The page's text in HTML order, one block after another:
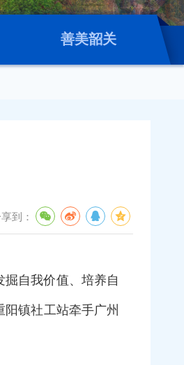
善美韶关
到：
自我价值、培养自
镇社工站牵手广州